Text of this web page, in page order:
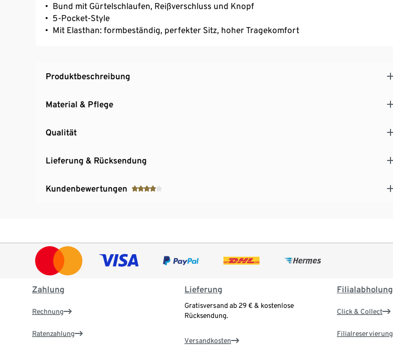
Bund mit Gürtelschlaufen, Reißverschluss und Knopf
5-Pocket-Style
Mit Elasthan: formbeständig, perfekter Sitz, hoher Tragekomfort
Produktbeschreibung
Material & Pflege
Qualität
Lieferung & Rücksendung
Kundenbewertungen
Zahlung
Rechnung
Ratenzahlung
Lieferung
Gratisversand ab 29 € & kostenlose
Rücksendung.
Versandkosten
Filialabholung
Click & Collect
Filialreservierung